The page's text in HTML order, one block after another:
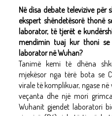
Në disa debate televizive për
ekspert shëndetësorë thonë
laborator, të tjerët e
mendimin tuaj kur thoni se
laborator në Wuhan?
Tanimë kemi të dhëna
mjekësor nga tërë bota se
virale të komplikuar, ngase
veçanta dhe një mori
Wuhanit gjendet laboratori